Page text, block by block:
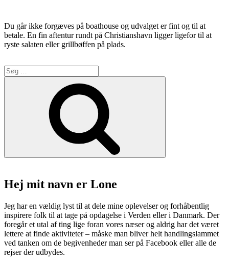
Du går ikke forgæves på boathouse og udvalget er fint og til at
betale. En fin aftentur rundt på Christianshavn ligger ligefor til at
ryste salaten eller grillbøffen på plads.
Søg
efter:
Hej mit navn er Lone
Jeg har en vældig lyst til at dele mine oplevelser og forhåbentlig
inspirere folk til at tage på opdagelse i Verden eller i Danmark. Der
foregår et utal af ting lige foran vores næser og aldrig har det været
lettere at finde aktiviteter – måske man bliver helt handlingslammet
ved tanken om de begivenheder man ser på Facebook eller alle de
rejser der udbydes.